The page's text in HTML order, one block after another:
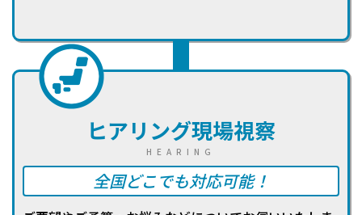
ヒアリング現場視察
HEARING
全国どこでも対応可能！